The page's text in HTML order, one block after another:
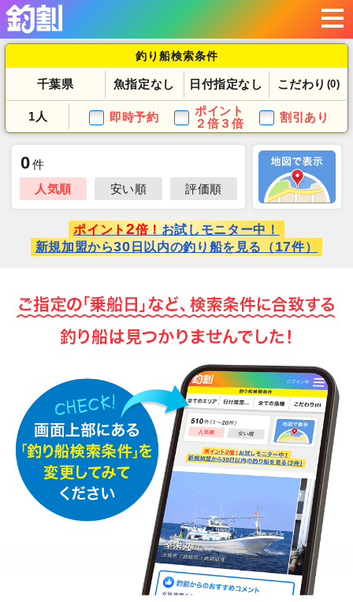
釣り船検索条件
千葉県 魚指定なし 日付指定なし こだわり (0)
1人 即時予約
ポイント
２倍３倍
割引あり
0件
人気順
安い順 評価順
ポイント 2倍！ お試しモニター中！
新規加盟から30 日以内の釣り船を見る（17件）